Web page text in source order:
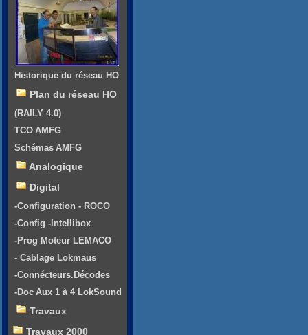
Historique du réseau HO
Plan du réseau HO
(RAILY 4.0)
TCO AMFG
Schémas AMFG
Analogique
Digital
-Configuration - ROCO
-Config -Intellibox
-Prog Moteur LEMACO
- Cablage Lokmaus
-Connécteurs.Décodes
-Doc Aux 1 à 4 LokSound
Travaux
Travaux 2000